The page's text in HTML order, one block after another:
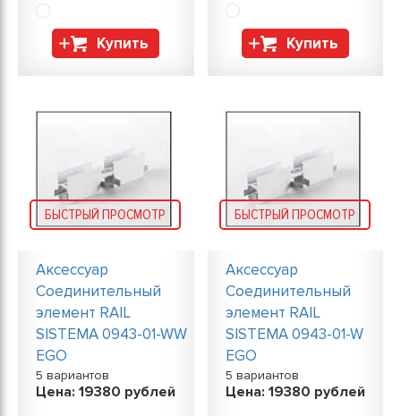
Купить Купить
БЫСТРЫЙ ПРОСМОТР
Аксессуар
Соединительный
элемент RAIL
SISTEMA 0943-01-WW
EGO
5 вариантов
Цена: 19380 рублей
БЫСТРЫЙ ПРОСМОТР
Аксессуар
Соединительный
элемент RAIL
SISTEMA 0943-01-W
EGO
5 вариантов
Цена: 19380 рублей